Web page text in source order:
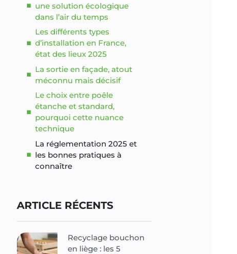
une solution écologique
dans l’air du temps
Les différents types
d’installation en France,
état des lieux 2025
La sortie en façade, atout
méconnu mais décisif
Le choix entre poêle
étanche et standard,
pourquoi cette nuance
technique
La réglementation 2025 et
les bonnes pratiques à
connaître
ARTICLE RÉCENTS
Recyclage bouchon
en liège : les 5